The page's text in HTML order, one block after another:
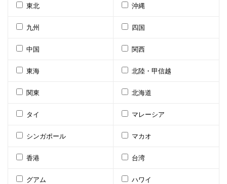
東北 沖縄
九州 四国
中国 関西
東海 北陸・甲信越
関東 北海道
タイ マレーシア
シンガポール マカオ
香港 台湾
グアム ハワイ